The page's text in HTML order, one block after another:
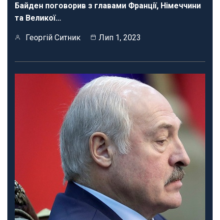
Байден поговорив з главами Франції, Німеччини
та Великої…
Георгій Ситник Лип 1, 2023